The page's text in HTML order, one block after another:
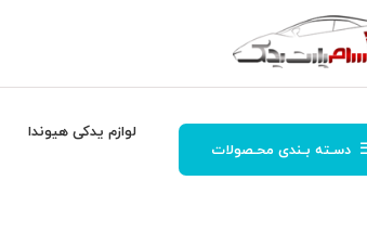
دسـته بـندی محـصولات
لوازم یدکی هیوندا